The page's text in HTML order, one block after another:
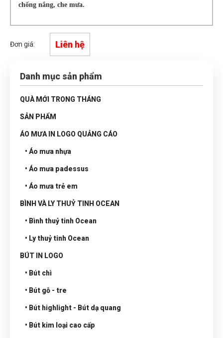
chống nắng, che mưa.
Đơn giá: Liên hệ
Danh mục sản phẩm
QUÀ MỚI TRONG THÁNG
SẢN PHẨM
ÁO MƯA IN LOGO QUẢNG CÁO
• Áo mưa nhựa
• Áo mưa padessus
• Áo mưa trẻ em
BÌNH VÀ LY THUỶ TINH OCEAN
• Bình thuỷ tinh Ocean
• Ly thuỷ tinh Ocean
BÚT IN LOGO
• Bút chì
• Bút gỗ - tre
• Bút highlight - Bút dạ quang
• Bút kim loại cao cấp